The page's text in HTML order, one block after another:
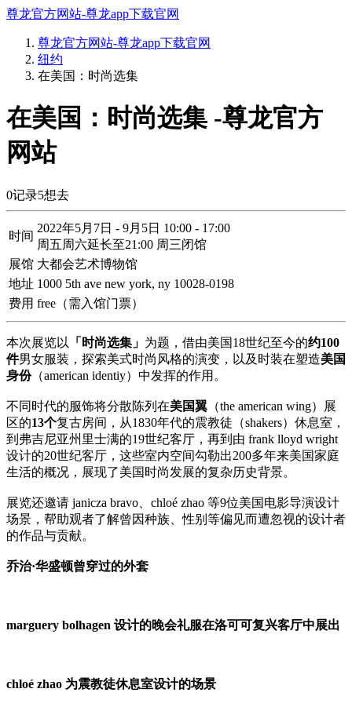
尊龙官方网站-尊龙app下载官网
尊龙官方网站-尊龙app下载官网
纽约
在美国：时尚选集
在美国：时尚选集 -尊龙官方
网站
0记录5想去
时间
2022年5月7日 - 9月5日 10:00 - 17:00
周五周六延长至21:00 周三闭馆
展馆 大都会艺术博物馆
地址 1000 5th ave new york, ny 10028-0198
费用 free（需入馆门票）
本次展览以 「时尚选集」 为题，借由美国18世纪至今的约100
件男女服装，探索美式时尚风格的演变，以及时装在塑造美国
身份（american identiy）中发挥的作用。
不同时代的服饰将分散陈列在美国翼 （the american wing）展
区的13个复古房间，从1830年代的震教徒（shakers）休息室，
到弗吉尼亚州里士满的19世纪客厅，再到由 frank lloyd wright
设计的20世纪客厅，这些室内空间勾勒出200多年来美国家庭
生活的概况，展现了美国时尚发展的复杂历史背景。
展览还邀请 janicza bravo、chloé zhao 等9位美国电影导演设计
场景，帮助观者了解曾因种族、性别等偏见而遭忽视的设计者
的作品与贡献。
乔治·华盛顿曾穿过的外套
marguery bolhagen 设计的晚会礼服在洛可可复兴客厅中展出
chloé zhao 为震教徒休息室设计的场景